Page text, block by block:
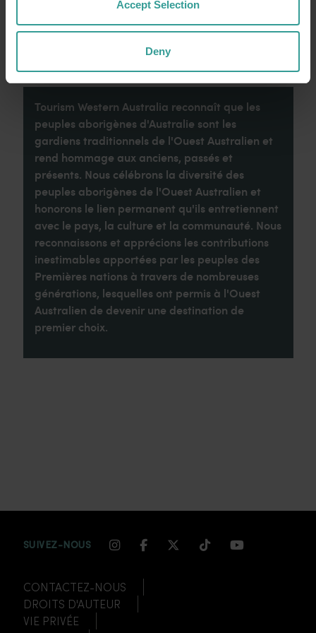
Accept Selection
Deny
Lire la suite
Lire la suite
Tourism Western Australia reconnaît que les
peuples aborigènes d'Australie sont les
gardiens traditionnels de l'Ouest Australien et
rend hommage aux anciens, passés et
présents. Nous célébrons la diversité des
peuples aborigènes de l'Ouest Australien et
honorons le lien permanent qu'ils entretiennent
avec le pays, la culture et la communauté. Nous
reconnaissons et apprécions les contributions
inestimables apportées par les peuples des
Premières nations à travers de nombreuses
générations, lesquelles ont permis à l'Ouest
Australien de devenir une destination de
premier choix.
SUIVEZ-NOUS INSTAGRAM CHANNEL LINK
FACEBOOK CHANNEL LINK
TWITTER CHANNEL
TIKTOKYOUTUBE
CONTACTEZ-NOUS
DROITS D'AUTEUR
VIE PRIVÉE